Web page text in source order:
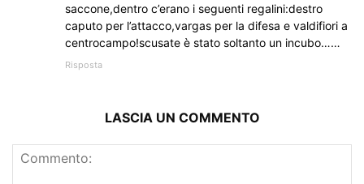
saccone,dentro c’erano i seguenti regalini:destro
caputo per l’attacco,vargas per la difesa e valdifiori a
centrocampo!scusate è stato soltanto un incubo……
Risposta
LASCIA UN COMMENTO